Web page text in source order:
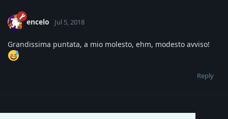
encelo Jul 5, 2018
Grandissima puntata, a mio molesto, ehm, modesto avviso!
Reply